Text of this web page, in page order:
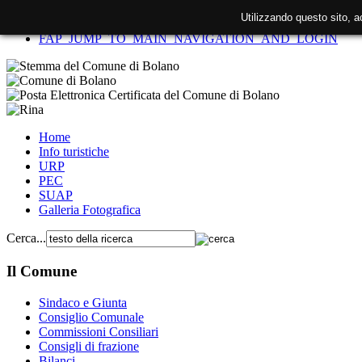
FAP_JUMP_TO_MAIN_NAVIGATION_AND_LOGIN
Home
Info turistiche
URP
PEC
SUAP
Galleria Fotografica
Cerca...
Il Comune
Sindaco e Giunta
Consiglio Comunale
Commissioni Consiliari
Consigli di frazione
Utilizzando questo sito,